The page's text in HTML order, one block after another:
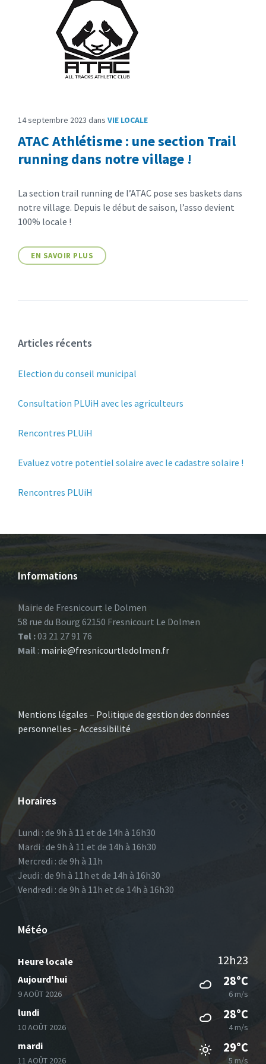
14 septembre 2023 dans VIE LOCALE
ATAC Athlétisme : une section Trail
running dans notre village !
La section trail running de l’ATAC pose ses baskets dans
notre village. Depuis le début de saison, l’asso devient
100% locale !
EN SAVOIR PLUS
Articles récents
Election du conseil municipal
Consultation PLUiH avec les agriculteurs
Rencontres PLUiH
Evaluez votre potentiel solaire avec le cadastre solaire !
Rencontres PLUiH
Informations
Mairie de Fresnicourt le Dolmen
58 rue du Bourg 62150 Fresnicourt Le Dolmen
Tel :03 21 27 91 76
Mail : mairie@fresnicourtledolmen.fr
Mentions légales – Politique de gestion des données
personnelles – Accessibilité
Horaires
Lundi : de 9h à 11 et de 14h à 16h30
Mardi : de 9h à 11 et de 14h à 16h30
Mercredi : de 9h à 11h
Jeudi : de 9h à 11h et de 14h à 16h30
Vendredi : de 9h à 11h et de 14h à 16h30
Météo
Heure locale 12h23
Aujourd'hui
9 AOÛT 2026
28°C
6 m/s
lundi
10 AOÛT 2026
28°C
4 m/s
mardi
11 AOÛT 2026
29°C
5 m/s